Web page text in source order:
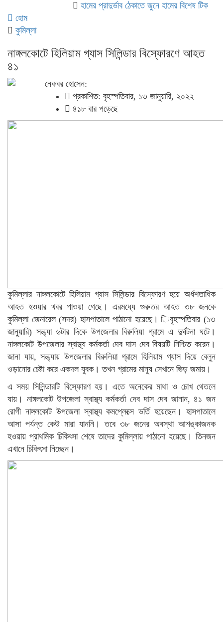
হামের প্রাদুর্ভাব ঠেকাতে জুনে হামের বিশেষ টিকাদান;
হোম
কুমিল্লা
নাঙ্গলকোটে হিলিয়াম গ্যাস সিলিন্ডার বিস্ফোরণে আহত
৪১
নেকবর হোসেন:
প্রকাশিত: বৃহস্পতিবার, ১৩ জানুয়ারি, ২০২২
৪১৮ বার পড়েছে
কুমিল্লার নাঙ্গলকোটে হিলিয়াম গ্যাস সিলিন্ডার বিস্ফোরণ হয়ে অর্ধশতাধিক
আহত হওয়ার খবর পাওয়া গেছে। এরমধ্যে গুরুতর আহত ৩৮ জনকে
কুমিল্লা জেনারেল (সদর) হাসপাতালে পাঠানো হয়েছে। িবৃহস্পতিবার (১৩
জানুয়ারি) সন্ধ্যা ৬টার দিকে উপজেলার বিরুলিয়া গ্রামে এ দুর্ঘটনা ঘটে।
নাঙ্গলকোট উপজেলার স্বাস্থ্য কর্মকর্তা দেব দাস দেব বিষয়টি নিশ্চিত করেন।
জানা যায়, সন্ধ্যায় উপজেলার বিরুলিয়া গ্রামে হিলিয়াম গ্যাস দিয়ে বেলুন
ওড়ানোর চেষ্টা করে একদল যুবক। তখন গ্রামের মানুষ সেখানে ভিড় জমায়।
এ সময় সিলিন্ডারটি বিস্ফোরণ হয়। এতে অনেকের মাথা ও চোখ থেতলে
যায়। নাঙ্গলকোট উপজেলা স্বাস্থ্য কর্মকর্তা দেব দাস দেব জানান, ৪১ জন
রোগী নাঙ্গলকোট উপজেলা স্বাস্থ্য কমপ্লেক্সে ভর্তি হয়েছেন। হাসপাতালে
আসা পর্যন্ত কেউ মারা যাননি। তবে ৩৮ জনের অবস্থা আশঙ্কাজনক
হওয়ায় প্রাথমিক চিকিৎসা শেষে তাদের কুমিল্লায় পাঠানো হয়েছে। তিনজন
এখানে চিকিৎসা নিচ্ছেন।